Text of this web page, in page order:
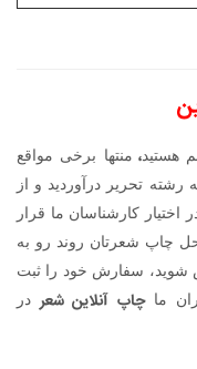
هستید، منتها برخی مواقع
تحریر درآوردید و از
اختیار کارشناسان ما قرار
چاپ شعرتان روند رو به
شوید، سفارش خود را ثبت
ماچاپ آنلاین شعر در